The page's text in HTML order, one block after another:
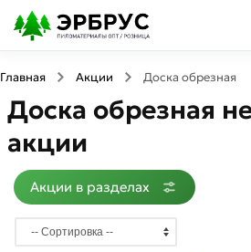
Главная Акции Доска обрезная
Доска обрезная
акции
Акции в разделах
Акции
в
разделах
×
Доска
обрезная
Товаров
по
акции:
32
Брус